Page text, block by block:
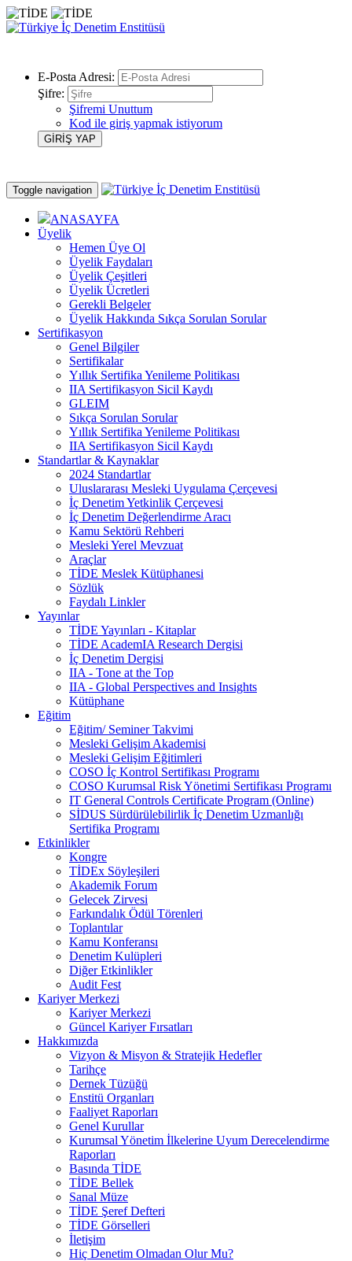
E-Posta Adresi:
Şifre:
Şifremi Unuttum
Kod ile giriş yapmak istiyorum
Toggle navigation
ANASAYFA
Üyelik
Hemen Üye Ol
Üyelik Faydaları
Üyelik Çeşitleri
Üyelik Ücretleri
Gerekli Belgeler
Üyelik Hakkında Sıkça Sorulan Sorular
Sertifikasyon
Genel Bilgiler
Sertifikalar
Yıllık Sertifika Yenileme Politikası
IIA Sertifikasyon Sicil Kaydı
GLEIM
Sıkça Sorulan Sorular
Yıllık Sertifika Yenileme Politikası
IIA Sertifikasyon Sicil Kaydı
Standartlar & Kaynaklar
2024 Standartlar
Uluslararası Mesleki Uygulama Çerçevesi
İç Denetim Yetkinlik Çerçevesi
İç Denetim Değerlendirme Aracı
Kamu Sektörü Rehberi
Mesleki Yerel Mevzuat
Araçlar
TİDE Meslek Kütüphanesi
Sözlük
Faydalı Linkler
Yayınlar
TİDE Yayınları - Kitaplar
TİDE AcademIA Research Dergisi
İç Denetim Dergisi
IIA - Tone at the Top
IIA - Global Perspectives and Insights
Kütüphane
Eğitim
Eğitim/ Seminer Takvimi
Mesleki Gelişim Akademisi
Mesleki Gelişim Eğitimleri
COSO İç Kontrol Sertifikası Programı
COSO Kurumsal Risk Yönetimi Sertifikası Programı
IT General Controls Certificate Program (Online)
SİDUS Sürdürülebilirlik İç Denetim Uzmanlığı
Sertifika Programı
Etkinlikler
Kongre
TİDEx Söyleşileri
Akademik Forum
Gelecek Zirvesi
Farkındalık Ödül Törenleri
Toplantılar
Kamu Konferansı
Denetim Kulüpleri
Diğer Etkinlikler
Audit Fest
Kariyer Merkezi
Kariyer Merkezi
Güncel Kariyer Fırsatları
Hakkımızda
Vizyon & Misyon & Stratejik Hedefler
Tarihçe
Dernek Tüzüğü
Enstitü Organları
Faaliyet Raporları
Genel Kurullar
Kurumsal Yönetim İlkelerine Uyum Derecelendirme
Raporları
Basında TİDE
TİDE Bellek
Sanal Müze
TİDE Şeref Defteri
TİDE Görselleri
İletişim
Hiç Denetim Olmadan Olur Mu?